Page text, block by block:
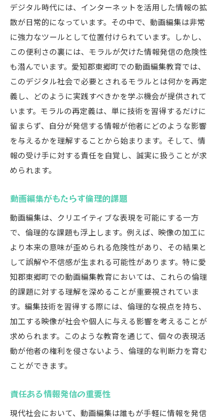
デジタル時代には、インターネットを活用した情報の拡
散が日常的になっています。その中で、動画編集は非常
に強力なツールとして位置付けられています。しかし、
この便利さの裏には、モラルが欠けた情報発信の危険性
も潜んでいます。愛知郡東郷町での動画編集教育では、
このデジタル社会で必要とされるモラルとは何かを再定
義し、どのように実践すべきかを学ぶ機会が提供されて
います。モラルの再定義は、単に技術を習得するだけに
留まらず、自分が発信する情報が他者にどのような影響
を与えるかを理解することから始まります。そして、情
報の受け手に対する責任を自覚し、誠実に扱うことが求
められます。
動画編集がもたらす倫理的課題
動画編集は、クリエイティブな表現を可能にする一方
で、倫理的な課題も浮上します。例えば、映像の加工に
より本来の意味が歪められる危険性があり、その結果と
して誤解や不信感が生まれる可能性があります。特に愛
知郡東郷町での動画編集教育においては、これらの倫理
的課題に対する理解を深めることが重要視されていま
す。編集技術を習得する際には、倫理的な視点を持ち、
加工する映像が社会や個人に与える影響を考えることが
求められます。このような教育を通じて、個々の表現活
動が他者の権利を侵さないよう、倫理的な判断力を育む
ことができます。
責任ある情報発信の重要性
現代社会において、動画編集は誰もが手軽に情報を発信